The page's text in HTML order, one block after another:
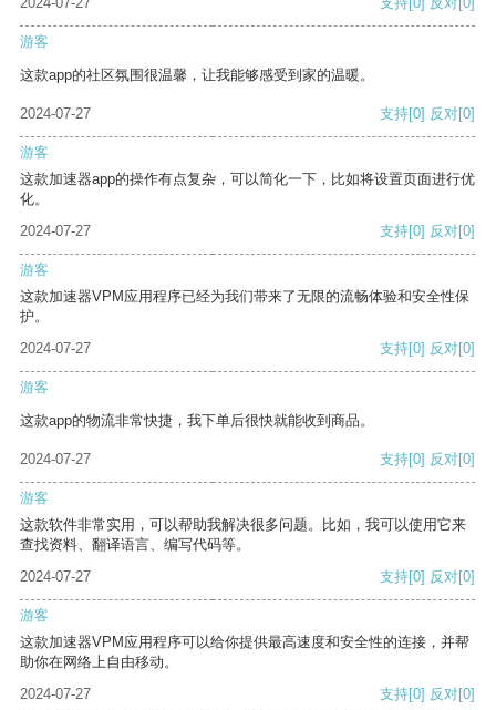
游客
这款app的社区氛围很温馨，让我能够感受到家的温暖。
2024-07-27 支持[0] 反对[0]
游客
这款加速器app的操作有点复杂，可以简化一下，比如将设置页面进行优
化。
2024-07-27
支持[0] 反对[0]
游客
这款加速器VPM应用程序已经为我们带来了无限的流畅体验和安全性保
护。
2024-07-27
支持[0] 反对[0]
游客
这款app的物流非常快捷，我下单后很快就能收到商品。
2024-07-27 支持[0] 反对[0]
游客
这款软件非常实用，可以帮助我解决很多问题。比如，我可以使用它来
查找资料、翻译语言、编写代码等。
2024-07-27
支持[0] 反对[0]
游客
这款加速器VPM应用程序可以给你提供最高速度和安全性的连接，并帮
助你在网络上自由移动。
2024-07-27
支持[0] 反对[0]